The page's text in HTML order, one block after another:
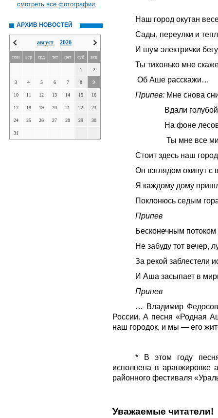
смотреть все фотографии
АРХИВ НОВОСТЕЙ
август 2026
пон втр срд чет пят суб вск
1 2
3 4 5 6 7 8 9
10 11 12 13 14 15 16
17 18 19 20 21 22 23
24 25 26 27 28 29 30
31
Наш город окутан
Сады, переулки и
И шум электрички
Ты тихонько мне
Об Аше расскажи…
Припев: Мне снова
Вдали голубой
На фоне лесов и
Ты мне все
Стоит здесь наш
Он взглядом окинут с
Я каждому дому
Поклонюсь седым
Припев
Бесконечным
Не забуду тот вечер,
За рекой заблестели
И Аша засыпает в
Припев
… Владимир
России. А песня «Родная
наш городок, и мы — его
* В этом году
исполнена в аранжировке
районного фестиваля
Уважаемые читатели!